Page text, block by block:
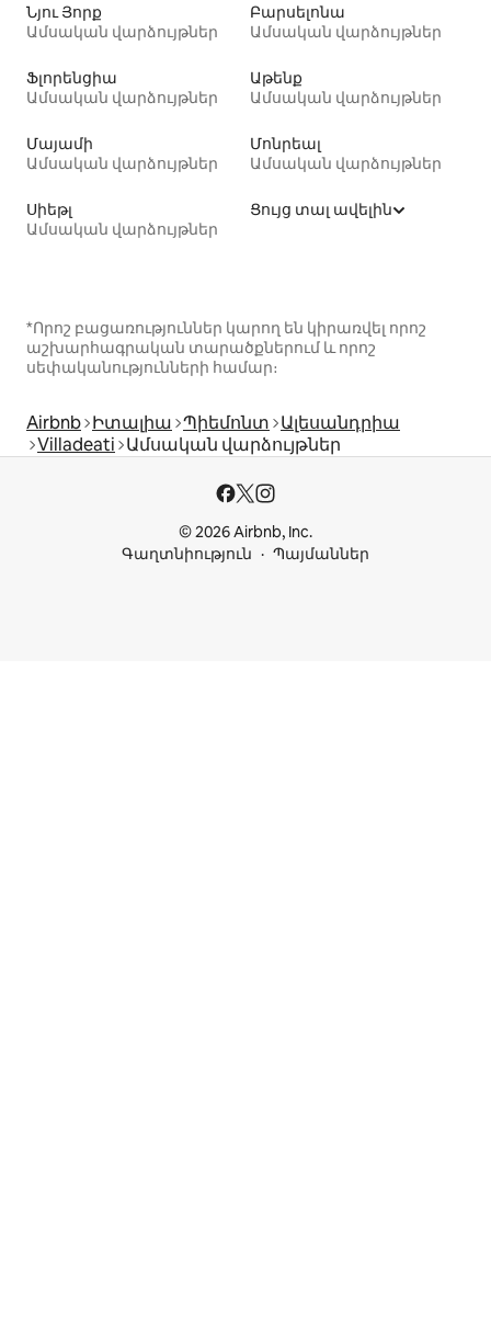
Նյու Յորք
Ամսական վարձույթներ
Բարսելոնա
Ամսական վարձույթներ
Ֆլորենցիա
Ամսական վարձույթներ
Աթենք
Ամսական վարձույթներ
Մայամի
Ամսական վարձույթներ
Մոնրեալ
Ամսական վարձույթներ
Սիեթլ
Ամսական վարձույթներ
Ցույց տալ ավելին
*Որոշ բացառություններ կարող են կիրառվել որոշ
աշխարհագրական տարածքներում և որոշ
սեփականությունների համար։
Airbnb Իտալիա Պիեմոնտ Ալեսանդրիա
Villadeati Ամսական վարձույթներ
© 2026 Airbnb, Inc.
Գաղտնիություն
Պայմաններ